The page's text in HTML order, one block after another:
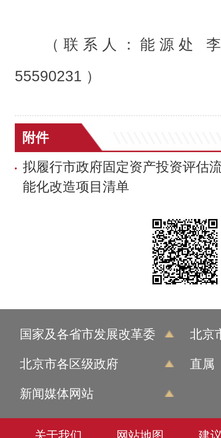
（联系人：能源处
55590231 ）
附件
拟履行市政府固定资产投资评估
能化改造项目清单
国家及各省市发展改革委 北京
北京市各区级政府 直属
新闻媒体网站